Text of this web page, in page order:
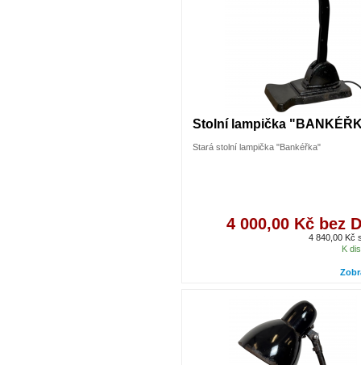
Stolní lampička
Stará stolní lampička "Bankéřka"
4 000,00 Kč bez
4 840,00 Kč
K